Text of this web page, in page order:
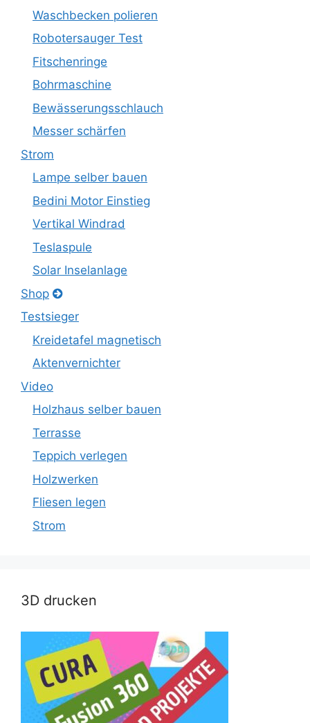
Waschbecken polieren
Robotersauger Test
Fitschenringe
Bohrmaschine
Bewässerungsschlauch
Messer schärfen
Strom
Lampe selber bauen
Bedini Motor Einstieg
Vertikal Windrad
Teslaspule
Solar Inselanlage
Shop
Testsieger
Kreidetafel magnetisch
Aktenvernichter
Video
Holzhaus selber bauen
Terrasse
Teppich verlegen
Holzwerken
Fliesen legen
Strom
3D drucken